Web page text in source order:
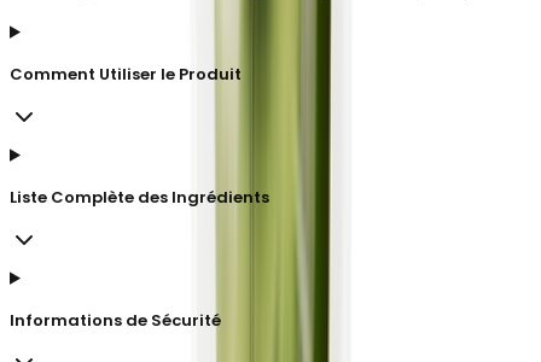
Comment Utiliser le Produit
Liste Complète des Ingrédients
Informations de Sécurité